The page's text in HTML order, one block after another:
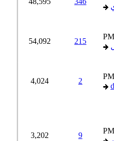
215
54,092
4,024
3,202